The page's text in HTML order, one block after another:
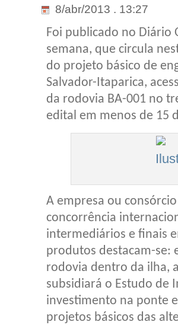
8/abr/2013 . 13:27
Foi publicado no Diário
semana, que circula
do projeto básico de
Salvador-Itaparica,
da rodovia BA-001 no
edital em menos de 15
A empresa ou
concorrência
intermediários e finais
produtos destacam-se:
rodovia dentro da ilha,
subsidiará o Estudo de
investimento na ponte
projetos básicos das